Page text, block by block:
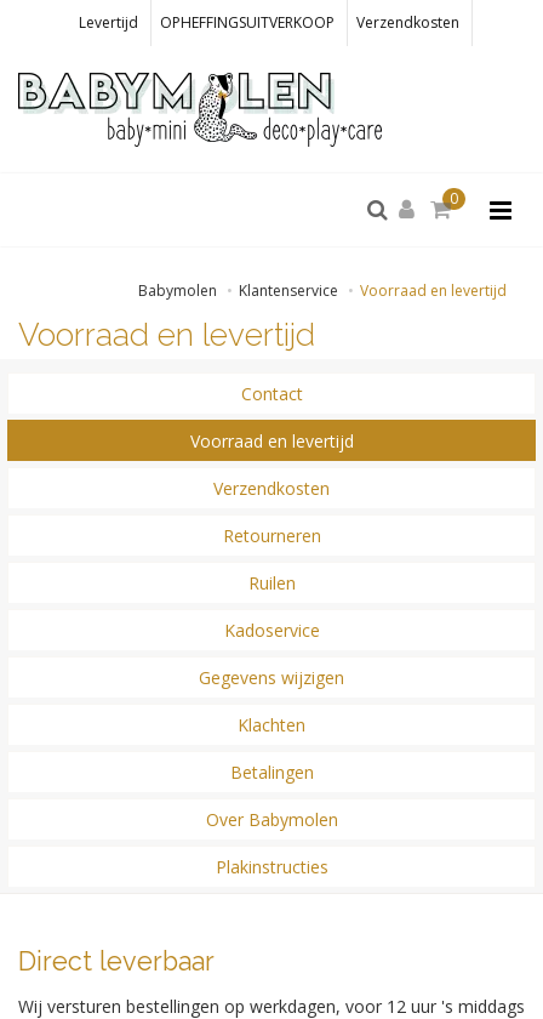
Levertijd OPHEFFINGSUITVERKOOP Verzendkosten
0
Babymolen Klantenservice Voorraad en levertijd
Voorraad en levertijd
Contact
Voorraad en levertijd
Verzendkosten
Retourneren
Ruilen
Kadoservice
Gegevens wijzigen
Klachten
Betalingen
Over Babymolen
Plakinstructies
Direct leverbaar
Wij versturen bestellingen op werkdagen, voor 12 uur 's middags